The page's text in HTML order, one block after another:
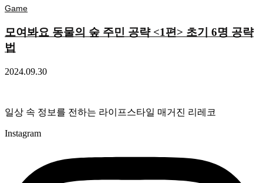
Game
모여봐요 동물의 숲 주민 공략 <1편> 초기 6명 공략
법
2024.09.30
일상 속 정보를 전하는 라이프스타일 매거진 리레코
Instagram